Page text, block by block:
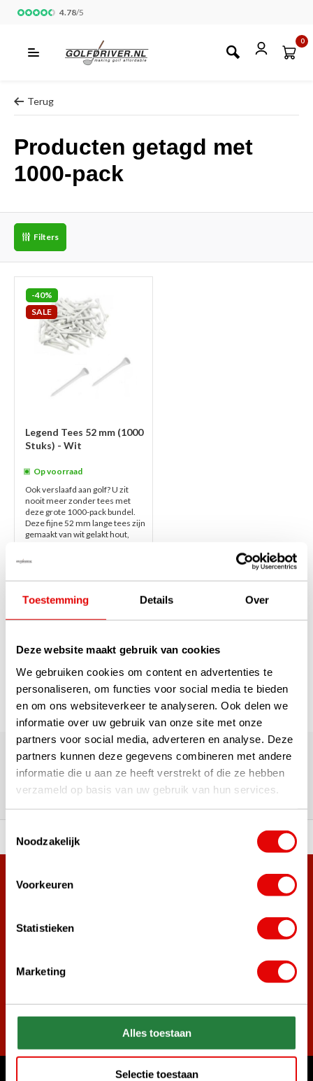
Toestemming Details Over
Deze website maakt gebruik van cookies
We gebruiken cookies om content en advertenties te
personaliseren, om functies voor social media te bieden
en om ons websiteverkeer te analyseren. Ook delen we
informatie over uw gebruik van onze site met onze
partners voor social media, adverteren en analyse. Deze
partners kunnen deze gegevens combineren met andere
informatie die u aan ze heeft verstrekt of die ze hebben
verzameld op basis van uw gebruik van hun services.
Noodzakelijk
Voorkeuren
Statistieken
Marketing
Alles toestaan
Selectie toestaan
4.78/5
0
Terug
Producten getagd met
1000-pack
Filters
-40%
SALE
Legend Tees 52 mm (1000
Stuks) - Wit
Op voorraad
Ook verslaafd aan golf? U zit
nooit meer zonder tees met
deze grote 1000-pack bundel.
Deze fijne 52 mm lange tees zijn
gemaakt van wit gelakt hout,
Pagina 1 van 1
1
180.000+ Klanten | 5.000+ Reviews | Trusted Shops, TrustPilot,
Google
Reviews: Onze klanten aan het
woord
A-merken! Vóór 15:00 besteld,
Meer dan 38.000 klanten hebben zich al
Word ook lid van de nieuwsbrief en mis nooit meer de beste
golf aanbiedingen!
Abonneer